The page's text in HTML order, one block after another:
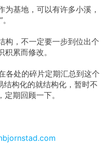
基地，可以有许多小溪，
构，不一定要一步到位出个
累而修改。
各处的碎片定期汇总到这个
构化的就结构化，暂时不
期回顾一下。